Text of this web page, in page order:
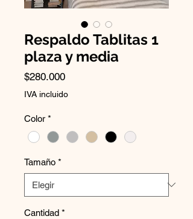
Respaldo Tablitas 1
plaza y media
$280.000Precio
IVA incluido
Color *
Tamaño *
Cantidad *